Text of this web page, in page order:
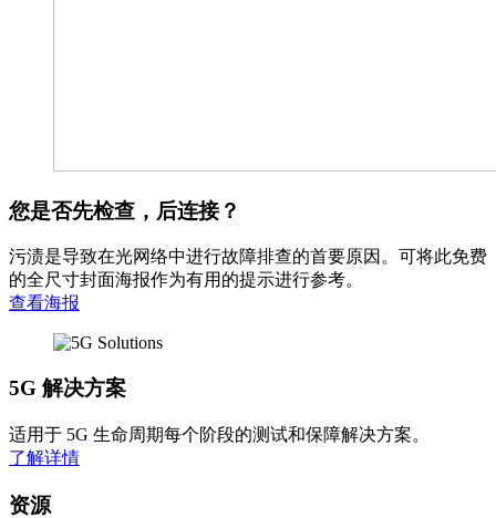
您是否先检查，后连接？
污渍是导致在光网络中进行故障排查的首要原因。可将此免费
的全尺寸封面海报作为有用的提示进行参考。
查看海报
5G 解决方案
适用于 5G 生命周期每个阶段的测试和保障解决方案。
了解详情
资源